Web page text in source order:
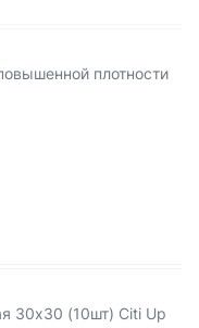
плотности
30x30 (10шт) Citi Up